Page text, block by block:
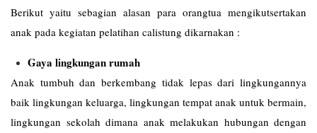
Berikut yaitu sebagian alasan para orangtua mengikutsertakan
anak pada kegiatan pelatihan calistung dikarnakan :
Gaya lingkungan rumah
Anak tumbuh dan berkembang tidak lepas dari lingkungannya
baik lingkungan keluarga, lingkungan tempat anak untuk bermain,
lingkungan sekolah dimana anak melakukan hubungan dengan